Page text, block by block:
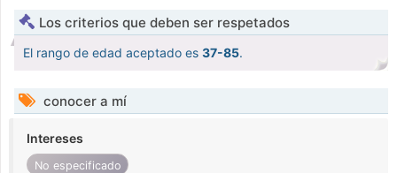
Los criterios que deben ser respetados
El rango de edad aceptado es 37-85.
conocer a mí
Intereses
No especificado